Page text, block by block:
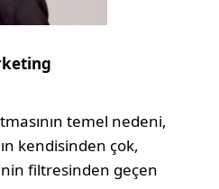
temel nedeni,
kendisinden çok,
filtresinden geçen